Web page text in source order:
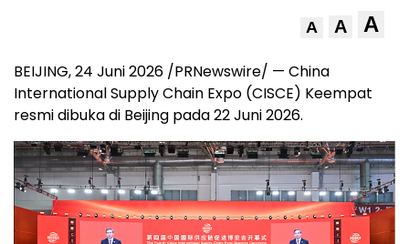
A A A
BEIJING, 24 Juni 2026 /PRNewswire/ — China
International Supply Chain Expo (CISCE) Keempat
resmi dibuka di Beijing pada 22 Juni 2026.